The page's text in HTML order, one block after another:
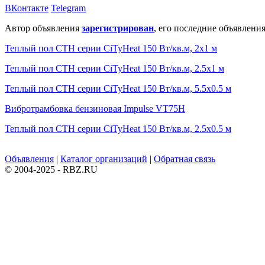
ВКонтакте Telegram
Автор объявления зарегистрирован, его последние
Теплый пол СТН серии CiTyHeat 150 Вт/кв.м, 2х1 м
Теплый пол СТН серии CiTyHeat 150 Вт/кв.м, 2.5х1 м
Теплый пол СТН серии CiTyHeat 150 Вт/кв.м, 5.5х0.5 м
Вибротрамбовка бензиновая Impulse VT75H
Теплый пол СТН серии CiTyHeat 150 Вт/кв.м, 2.5х0.5 м
Объявления | Каталог организаций | Обратная связь
© 2004-2025 - RBZ.RU